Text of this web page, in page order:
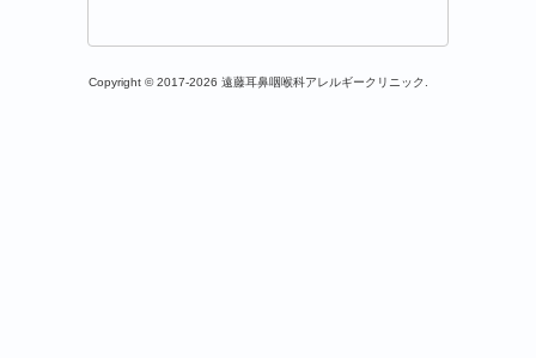
Copyright © 2017-2026 遠藤耳鼻咽喉科アレルギークリニック.